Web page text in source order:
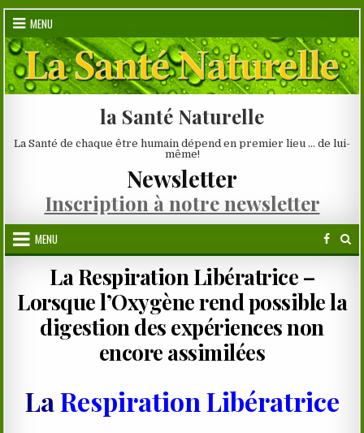
Skip
content
MENU
la Santé Naturelle
La Santé de chaque être humain dépend en premier lieu … de lui-
même!
Newsletter
Inscription à notre newsletter
MENU
La Respiration Libératrice –
Lorsque l’Oxygène rend possible la
digestion des expériences non
encore assimilées
LaRespiration Libératrice